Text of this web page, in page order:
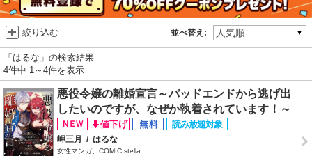
並べ替え:
絞り込む
「はるな」の検索結果
4件中 1～4件を表示
悪役令嬢の離婚宣言～バッドエンドから逃げ出
したいのですが、なぜか執着されています！～
岬三月 / はるな
女性マンガ、COMIC stella